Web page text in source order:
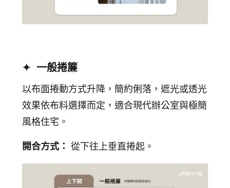
✦ 一般捲簾
以布面捲動方式升降，簡約俐落，遮光或透光
效果依布料選擇而定，適合現代辦公室與極簡
風格住宅。
開合方式： 從下往上垂直捲起。